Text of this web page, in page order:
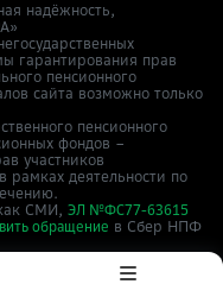
надёжность,
гарантирования прав
пенсионного
сайта возможно только
пенсионного
фондов –
участников
рамках деятельности по
СМИ, ЭЛ №ФС77-63615
обращение в Cбер НПФ